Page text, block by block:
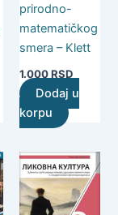
prirodno-
matematičkog
smera – Klett
1.000RSD
Dodaj u
korpu